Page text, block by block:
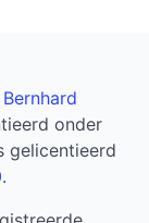
Bernhard
onder
gelicentieerd
.